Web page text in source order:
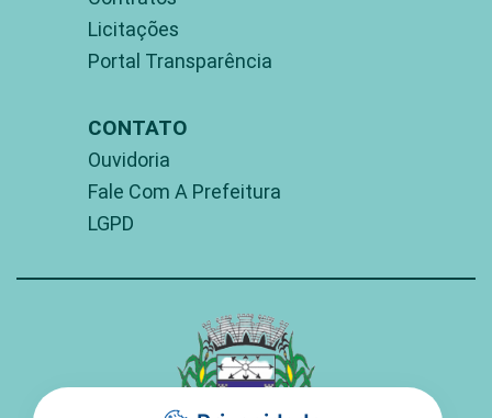
Licitações
Portal Transparência
CONTATO
Ouvidoria
Fale Com A Prefeitura
LGPD